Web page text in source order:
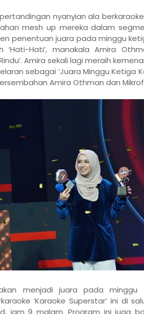
nyanyian ala
mesh up mereka dalam
penentuan juara pada minggu
‘Hati-Hati’, manakala Amira
Amira sekali lagi meraih
sebagai ‘Juara Minggu Ketiga
Amira Othman dan
menjadi juara pada minggu
‘Karaoke Superstar’ ini di
jam 9 malam. Program ini juga